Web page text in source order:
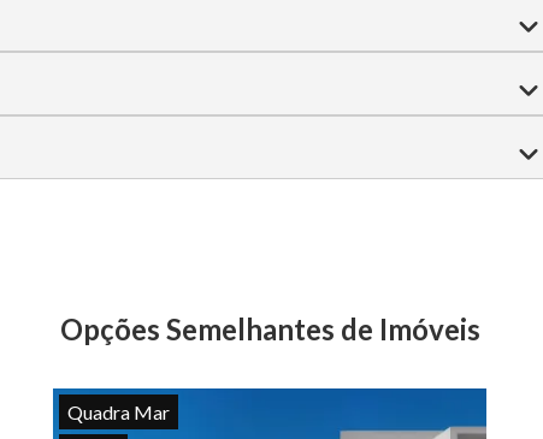
Opções Semelhantes de Imóveis
Quadra Mar